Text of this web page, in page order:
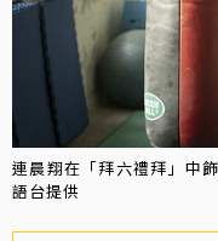
連晨翔在「拜六禮拜」中
語台提供